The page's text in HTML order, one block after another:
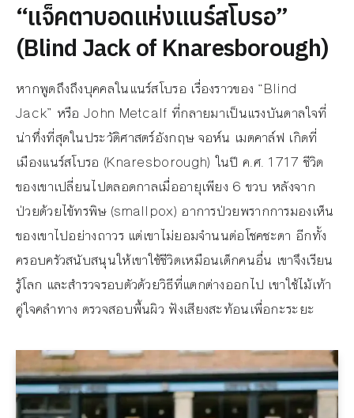
“แจ็คตาบอดแห่งแนร์สโบรอ”
(Blind Jack of Knaresborough)
หากพูดถึงถึงบุคคลในแนร์สโบรอ เรื่องราวของ “Blind
Jack” หรือ John Metcalf ที่กลายมาเป็นแรงบันดาลใจที่
น่าทึ่งที่สุดในประวัติศาสตร์อังกฤษ จอห์น เมตคาล์ฟ เกิดที่
เมืองแนร์สโบรอ (Knaresborough) ในปี ค.ศ. 1717 ชีวิต
ของเขาเปลี่ยนไปตลอดกาลเมื่ออายุเพียง 6 ขวบ หลังจาก
ป่วยด้วยไข้ทรพิษ (smallpox) อาการป่วยพรากการมองเห็น
ของเขาไปอย่างถาวร แต่เขาไม่ยอมจำนนต่อโชคชะตา อีกทั้ง
ครอบครัวสนับสนุนให้เขาใช้ชีวิตเหมือนเด็กคนอื่น เขาจึงเรียน
รู้โลก และสำรวจรอบตัวด้วยวิธีที่แตกต่างออกไป เขาใช้ไม้เท้า
คู่ใจคลำทาง ตรวจสอบพื้นผิว ฟังเสียงสะท้อนเพื่อกะระยะ